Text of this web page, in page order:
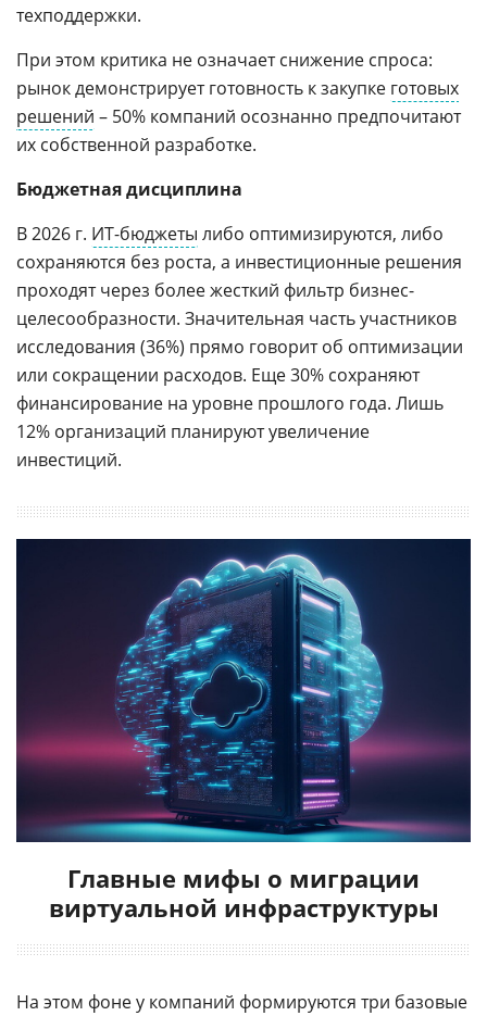
техподдержки.
При этом критика не означает снижение спроса:
рынок демонстрирует готовность к закупке готовых
решений – 50% компаний осознанно предпочитают
их собственной разработке.
Бюджетная дисциплина
В 2026 г. ИТ-бюджеты либо оптимизируются, либо
сохраняются без роста, а инвестиционные решения
проходят через более жесткий фильтр бизнес-
целесообразности. Значительная часть участников
исследования (36%) прямо говорит об оптимизации
или сокращении расходов. Еще 30% сохраняют
финансирование на уровне прошлого года. Лишь
12% организаций планируют увеличение
инвестиций.
Главные мифы о миграции
виртуальной инфраструктуры
На этом фоне у компаний формируются три базовые